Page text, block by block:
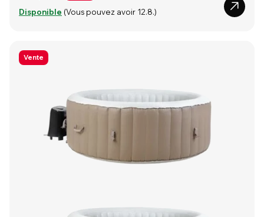
Disponible (Vous pouvez avoir 12.8.)
Vente